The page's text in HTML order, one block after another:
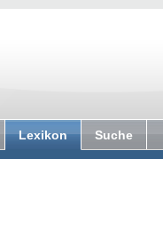
Lexikon Suche